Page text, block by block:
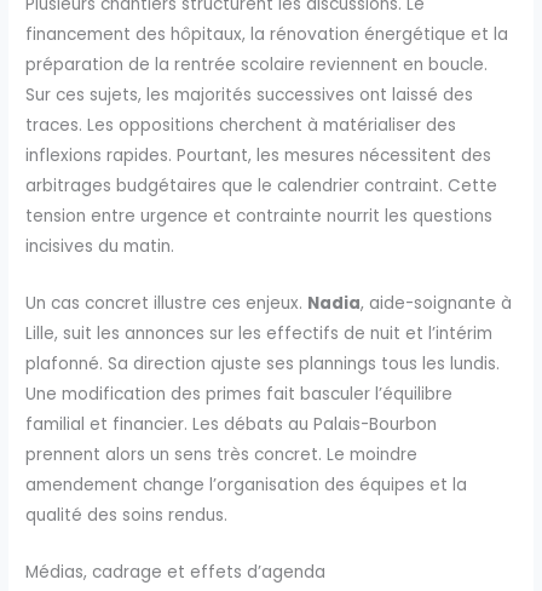
Plusieurs chantiers structurent les discussions. Le
financement des hôpitaux, la rénovation énergétique et la
préparation de la rentrée scolaire reviennent en boucle.
Sur ces sujets, les majorités successives ont laissé des
traces. Les oppositions cherchent à matérialiser des
inflexions rapides. Pourtant, les mesures nécessitent des
arbitrages budgétaires que le calendrier contraint. Cette
tension entre urgence et contrainte nourrit les questions
incisives du matin.
Un cas concret illustre ces enjeux. Nadia, aide-soignante à
Lille, suit les annonces sur les effectifs de nuit et l’intérim
plafonné. Sa direction ajuste ses plannings tous les lundis.
Une modification des primes fait basculer l’équilibre
familial et financier. Les débats au Palais-Bourbon
prennent alors un sens très concret. Le moindre
amendement change l’organisation des équipes et la
qualité des soins rendus.
Médias, cadrage et effets d’agenda